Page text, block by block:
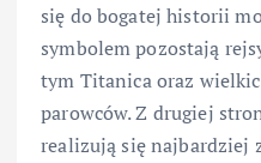
się do bogatej historii
symbolem pozostają
tym Titanica oraz
parowców. Z drugiej
realizują się najbardziej